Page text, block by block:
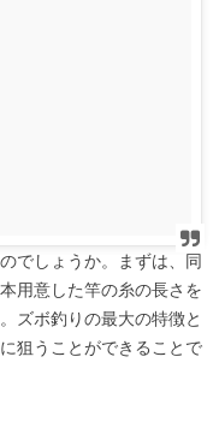
でしょうか。まずは、同
用意した竿の糸の長さを
ズボ釣りの最大の特徴と
狙うことができることで